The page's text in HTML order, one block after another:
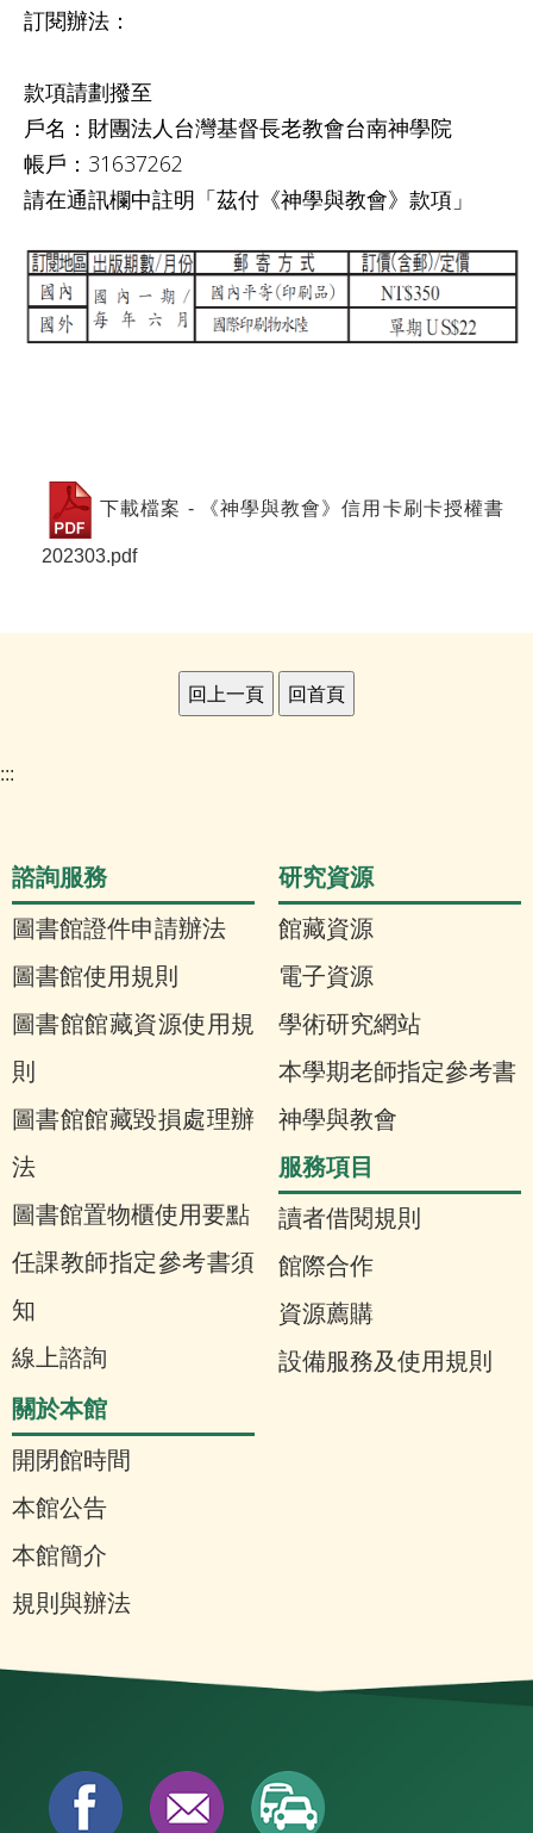
訂閱辦法：
款項請劃撥至
戶名：財團法人台灣基督長老教會台南神學院
帳戶：31637262
請在通訊欄中註明「茲付《神學與教會》款項」
下載檔案 - 《神學與教會》信用卡刷卡授權書
202303.pdf
:::
諮詢服務
圖書館證件申請辦法
圖書館使用規則
圖書館館藏資源使用規
則
圖書館館藏毀損處理辦
法
圖書館置物櫃使用要點
任課教師指定參考書須
知
線上諮詢
研究資源
館藏資源
電子資源
學術研究網站
本學期老師指定參考書
神學與教會
服務項目
讀者借閱規則
館際合作
資源薦購
設備服務及使用規則
關於本館
開閉館時間
本館公告
本館簡介
規則與辦法